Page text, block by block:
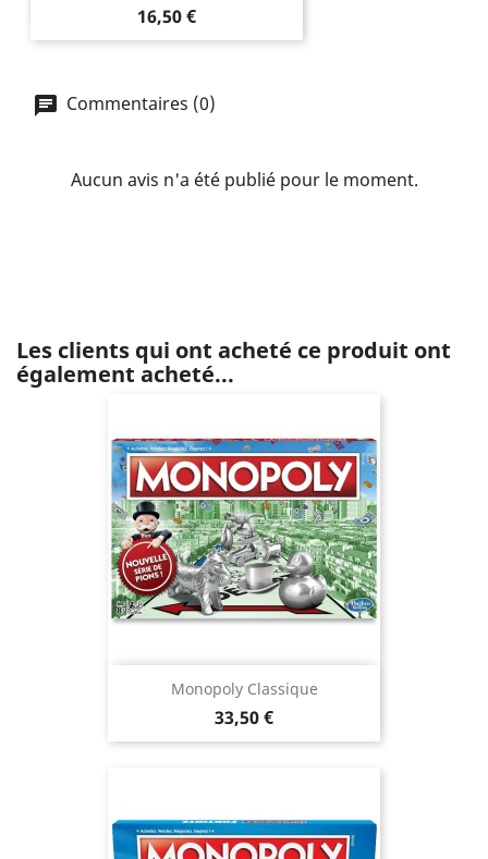
Prix
16,50 €
Commentaires (0)
Aucun avis n'a été publié pour le moment.
Les clients qui ont acheté ce produit ont
également acheté...
Monopoly Classique
Prix
33,50 €